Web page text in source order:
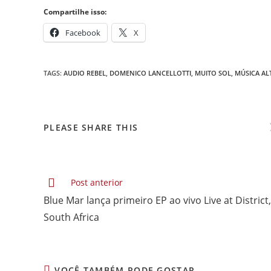
Compartilhe isso:
Facebook X
TAGS: AUDIO REBEL DOMENICO LANCELLOTTI MUITO SOL MÚSICA
PLEASE SHARE THIS
Leia
artigos
Post anterior
Blue Mar lança primeiro EP ao vivo Live at District,
South Africa